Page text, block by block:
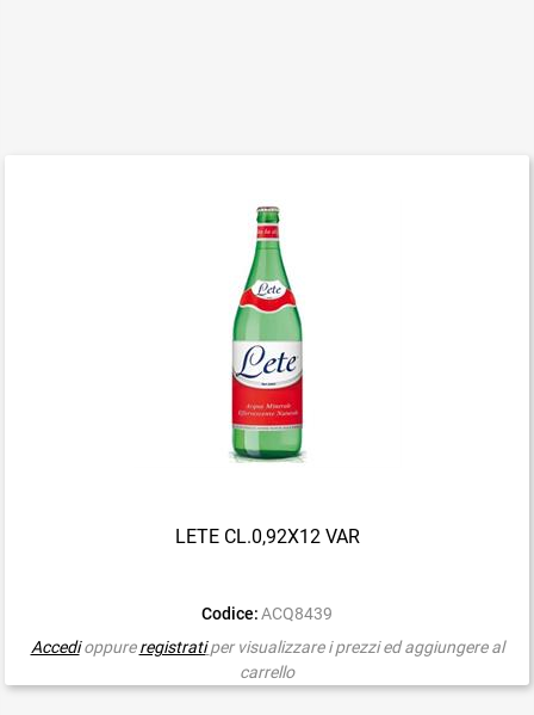
LETE CL.0,92X12 VAR
Codice: ACQ8439
Accedioppureregistrati per visualizzare i prezzi ed aggiungere al
carrello